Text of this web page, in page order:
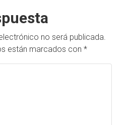
no será publicada.
están marcados con *